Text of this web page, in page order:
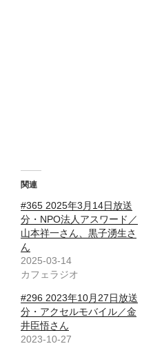
関連
#365 2025年3月14日放送
分・NPO法人アスワード／
山本祥一さん、黒子湧生さ
ん
2025-03-14
カフェラジオ
#296 2023年10月27日放送
分・アクセルモバイル／金
井臣悟さん
2023-10-27